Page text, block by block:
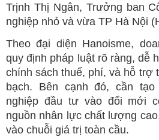
Trịnh Thị Ngân, Trưởng ban
nghiệp nhỏ và vừa TP Hà Nội
Theo đại diện Hanoisme,
quy định pháp luật rõ ràng, dễ
chính sách thuế, phí, và hỗ trợ
bạch. Bên cạnh đó, cần
nghiệp đầu tư vào đổi mới
nguồn nhân lực chất lượng
vào chuỗi giá trị toàn cầu.